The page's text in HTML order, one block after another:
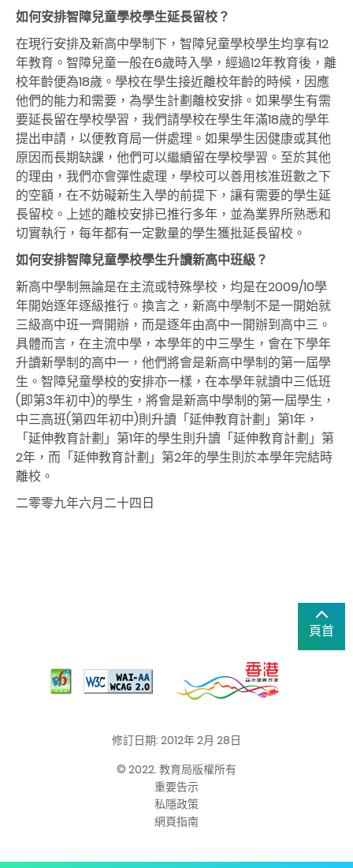
如何安排智障兒童學校學生延長留校？
在現行安排及新高中學制下，智障兒童學校學生均享有12
年教育。智障兒童一般在6歲時入學，經過12年教育後，離
校年齡便為18歲。學校在學生接近離校年齡的時候，因應
他們的能力和需要，為學生計劃離校安排。如果學生有需
要延長留在學校學習，我們請學校在學生年滿18歲的學年
提出申請，以便教育局一併處理。如果學生因健康或其他
原因而長期缺課，他們可以繼續留在學校學習。至於其他
的理由，我們亦會彈性處理，學校可以善用核准班數之下
的空額，在不妨礙新生入學的前提下，讓有需要的學生延
長留校。上述的離校安排已推行多年，並為業界所熟悉和
切實執行，每年都有一定數量的學生獲批延長留校。
如何安排智障兒童學校學生升讀新高中班級？
新高中學制無論是在主流或特殊學校，均是在2009/10學
年開始逐年逐級推行。換言之，新高中學制不是一開始就
三級高中班一齊開辦，而是逐年由高中一開辦到高中三。
具體而言，在主流中學，本學年的中三學生，會在下學年
升讀新學制的高中一，他們將會是新高中學制的第一屆學
生。智障兒童學校的安排亦一樣，在本學年就讀中三低班
(即第3年初中)的學生，將會是新高中學制的第一屆學生，
中三高班(第四年初中)則升讀「延伸教育計劃」第1年，
「延伸教育計劃」第1年的學生則升讀「延伸教育計劃」第
2年，而「延伸教育計劃」第2年的學生則於本學年完結時
離校。
二零零九年六月二十四日
頁首
修訂日期: 2012年 2月 28日
© 2022. 教育局版權所有
重要告示
私隱政策
網頁指南